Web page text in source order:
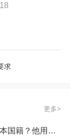
求
更多
马云还是不是中国人？有没有加入日本国籍？他用了哪些身份畅行世界？